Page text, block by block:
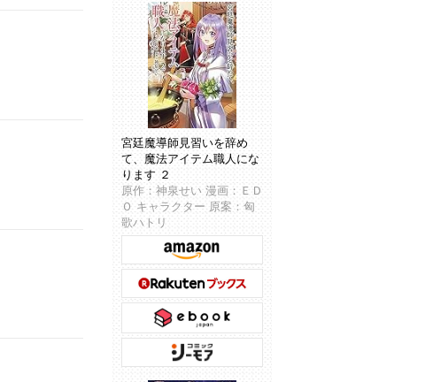
宮廷魔導師見習いを辞め
て、魔法アイテム職人にな
ります ２
原作：神泉せい 漫画：ＥＤ
Ｏ キャラクター 原案：匈
歌ハトリ